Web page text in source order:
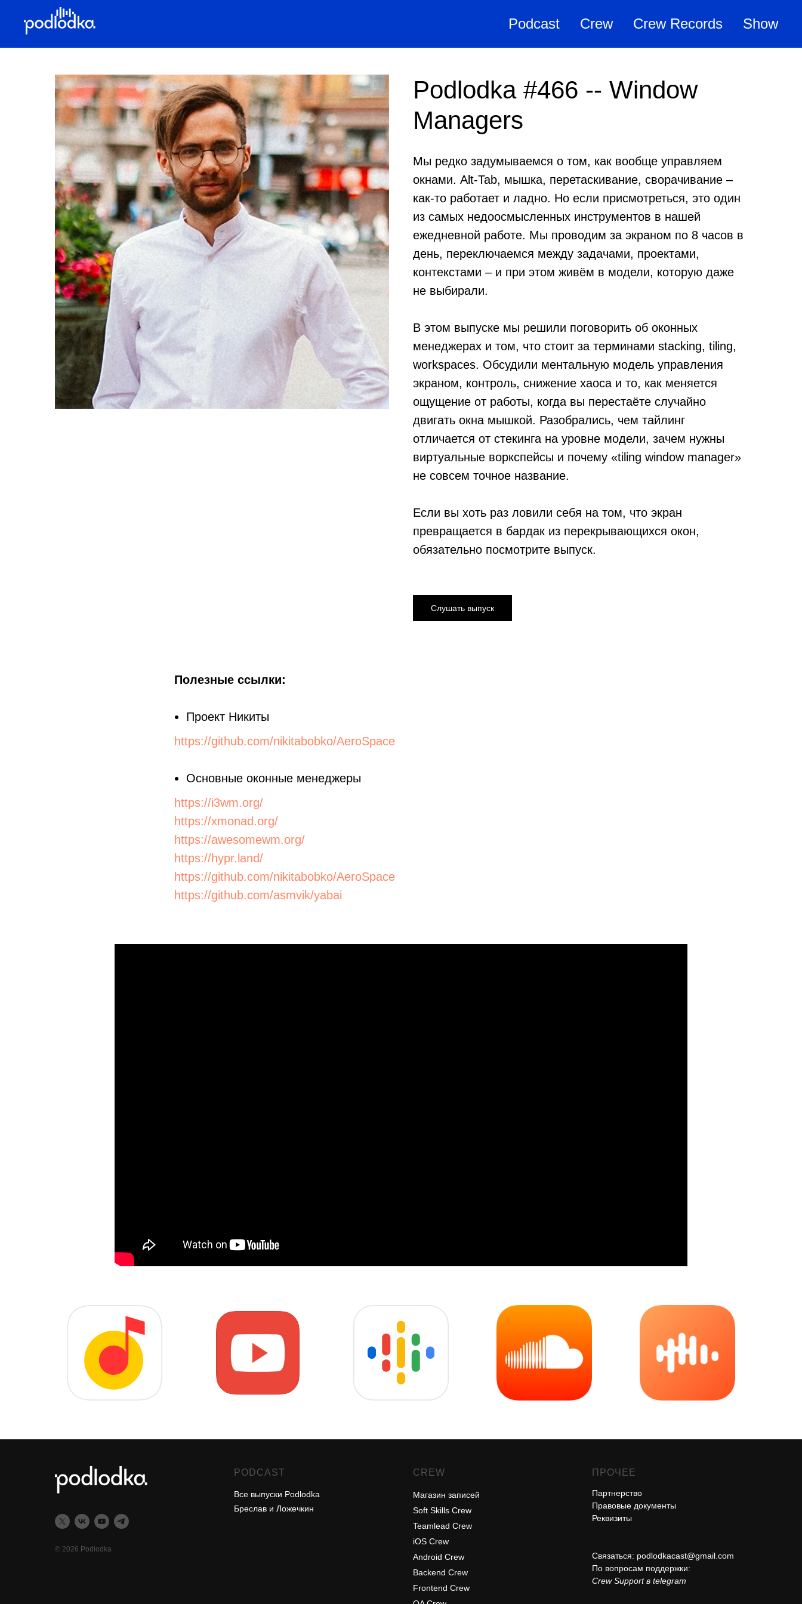
Podcast Crew Crew Records Show
Podlodka #466 -- Window
Managers
Мы редко задумываемся о том, как вообще управляем
окнами. Alt-Tab, мышка, перетаскивание, сворачивание –
как-то работает и ладно. Но если присмотреться, это один
из самых недоосмысленных инструментов в нашей
ежедневной работе. Мы проводим за экраном по 8 часов в
день, переключаемся между задачами, проектами,
контекстами – и при этом живём в модели, которую даже
не выбирали.
В этом выпуске мы решили поговорить об оконных
менеджерах и том, что стоит за терминами stacking, tiling,
workspaces. Обсудили ментальную модель управления
экраном, контроль, снижение хаоса и то, как меняется
ощущение от работы, когда вы перестаёте случайно
двигать окна мышкой. Разобрались, чем тайлинг
отличается от стекинга на уровне модели, зачем нужны
виртуальные воркспейсы и почему «tiling window manager»
не совсем точное название.
Если вы хоть раз ловили себя на том, что экран
превращается в бардак из перекрывающихся окон,
обязательно посмотрите выпуск.
Слушать выпуск
Полезные ссылки:
Проект Никиты
https://github.com/nikitabobko/AeroSpace
Основные оконные менеджеры
https://i3wm.org/
https://xmonad.org/
https://awesomewm.org/
https://hypr.land/
https://github.com/nikitabobko/AeroSpace
https://github.com/asmvik/yabai
© 2026 Podlodka
PODCAST
Все выпуски Podlodka
Бреслав и Ложечкин
CREW
Магазин записей
Soft Skills Crew
Teamlead Crew
iOS Crew
Android Crew
Backend Crew
Frontend Crew
ПРОЧЕЕ
Партнерство
Правовые документы
Реквизиты
Связаться: podlodkacast@gmail.com
По вопросам поддержки:
Crew Support в telegram